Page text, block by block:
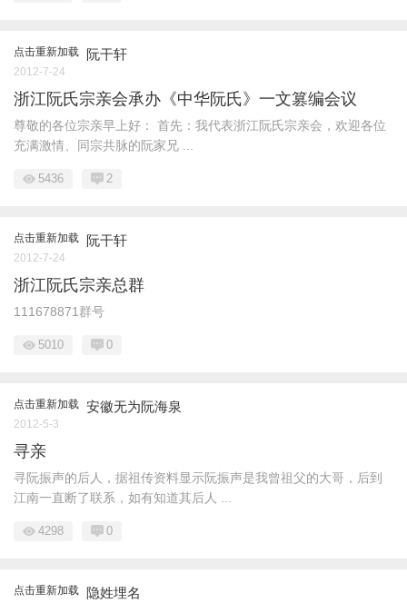
点击重新加载 阮干轩
2012-7-24
浙江阮氏宗亲会承办《中华阮氏》一文篡编会议
尊敬的各位宗亲早上好： 首先：我代表浙江阮氏宗亲会，欢迎各位
充满激情、同宗共脉的阮家兄 ...
5436 2
点击重新加载 阮干轩
2012-7-24
浙江阮氏宗亲总群
111678871群号
5010 0
点击重新加载 安徽无为阮海泉
2012-5-3
寻亲
寻阮振声的后人，据祖传资料显示阮振声是我曾祖父的大哥，后到
江南一直断了联系，如有知道其后人 ...
4298 0
点击重新加载 隐姓埋名